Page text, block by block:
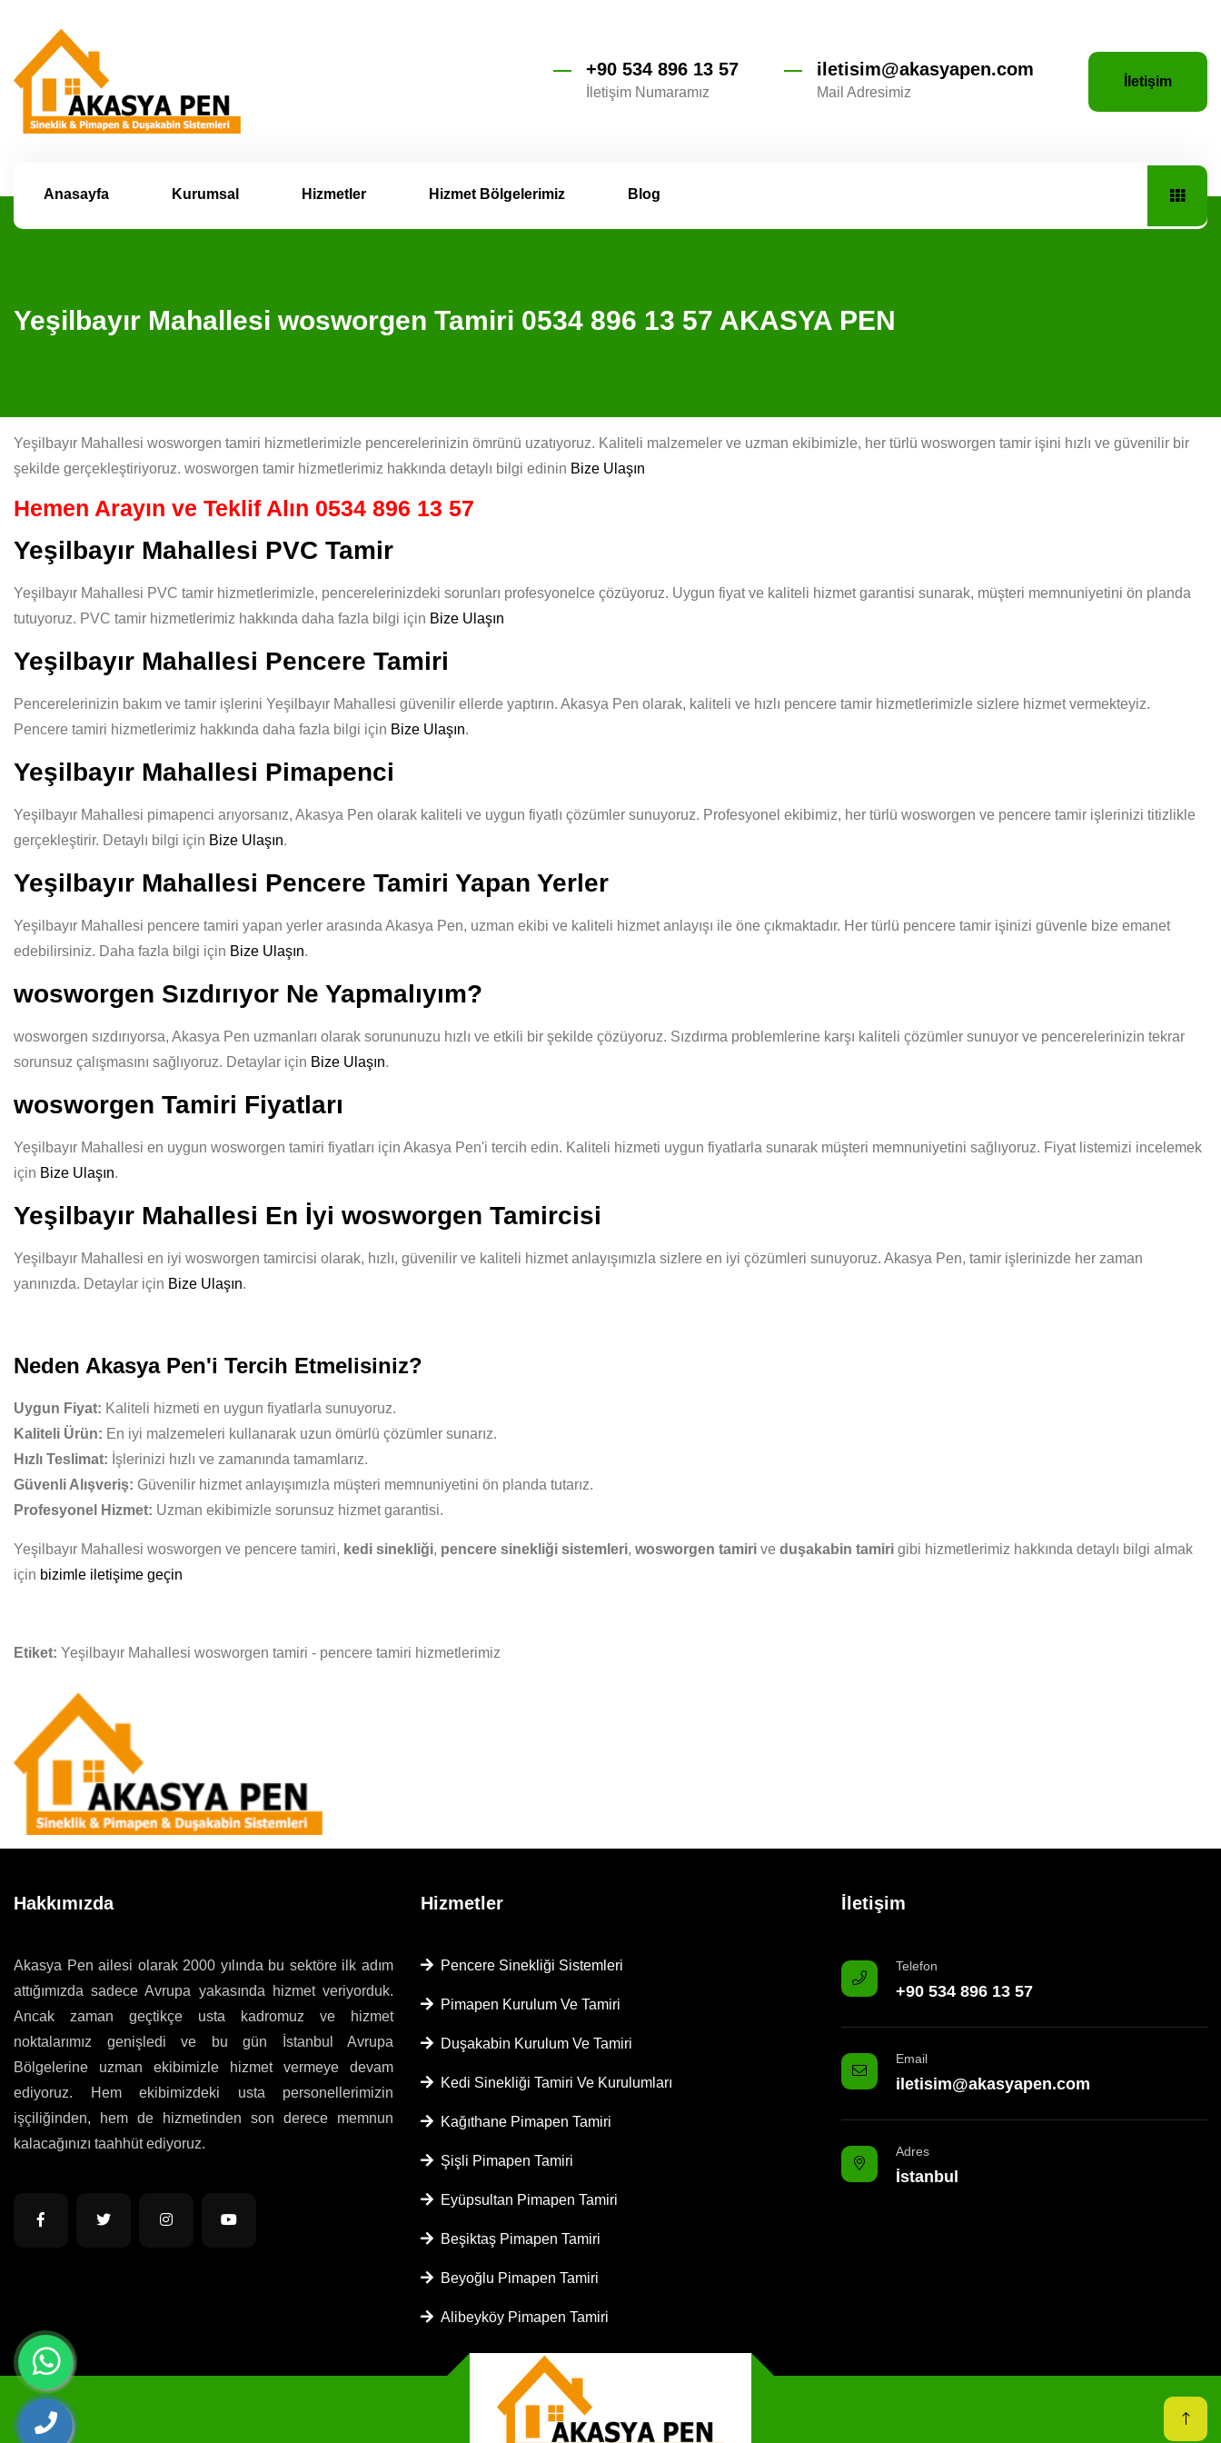
+90 534 896 13 57
İletişim Numaramız
iletisim@akasyapen.com
Mail Adresimiz
İletişim
Anasayfa Kurumsal Hizmetler Hizmet Bölgelerimiz Blog
Yeşilbayır Mahallesi wosworgen Tamiri 0534 896 13 57 AKASYA PEN
Yeşilbayır Mahallesi wosworgen tamiri hizmetlerimizle pencerelerinizin ömrünü uzatıyoruz. Kaliteli malzemeler ve uzman ekibimizle, her türlü wosworgen tamir işini hızlı ve güvenilir bir
şekilde gerçekleştiriyoruz. wosworgen tamir hizmetlerimiz hakkında detaylı bilgi edinin Bize Ulaşın
Hemen Arayın ve Teklif Alın 0534 896 13 57
Yeşilbayır Mahallesi PVC Tamir
Yeşilbayır Mahallesi PVC tamir hizmetlerimizle, pencerelerinizdeki sorunları profesyonelce çözüyoruz. Uygun fiyat ve kaliteli hizmet garantisi sunarak, müşteri memnuniyetini ön planda
tutuyoruz. PVC tamir hizmetlerimiz hakkında daha fazla bilgi için Bize Ulaşın
Yeşilbayır Mahallesi Pencere Tamiri
Pencerelerinizin bakım ve tamir işlerini Yeşilbayır Mahallesi güvenilir ellerde yaptırın. Akasya Pen olarak, kaliteli ve hızlı pencere tamir hizmetlerimizle sizlere hizmet vermekteyiz.
Pencere tamiri hizmetlerimiz hakkında daha fazla bilgi için Bize Ulaşın.
Yeşilbayır Mahallesi Pimapenci
Yeşilbayır Mahallesi pimapenci arıyorsanız, Akasya Pen olarak kaliteli ve uygun fiyatlı çözümler sunuyoruz. Profesyonel ekibimiz, her türlü wosworgen ve pencere tamir işlerinizi titizlikle
gerçekleştirir. Detaylı bilgi için Bize Ulaşın.
Yeşilbayır Mahallesi Pencere Tamiri Yapan Yerler
Yeşilbayır Mahallesi pencere tamiri yapan yerler arasında Akasya Pen, uzman ekibi ve kaliteli hizmet anlayışı ile öne çıkmaktadır. Her türlü pencere tamir işinizi güvenle bize emanet
edebilirsiniz. Daha fazla bilgi için Bize Ulaşın.
wosworgen Sızdırıyor Ne Yapmalıyım?
wosworgen sızdırıyorsa, Akasya Pen uzmanları olarak sorununuzu hızlı ve etkili bir şekilde çözüyoruz. Sızdırma problemlerine karşı kaliteli çözümler sunuyor ve pencerelerinizin tekrar
sorunsuz çalışmasını sağlıyoruz. Detaylar için Bize Ulaşın.
wosworgen Tamiri Fiyatları
Yeşilbayır Mahallesi en uygun wosworgen tamiri fiyatları için Akasya Pen'i tercih edin. Kaliteli hizmeti uygun fiyatlarla sunarak müşteri memnuniyetini sağlıyoruz. Fiyat listemizi incelemek
için Bize Ulaşın.
Yeşilbayır Mahallesi En İyi wosworgen Tamircisi
Yeşilbayır Mahallesi en iyi wosworgen tamircisi olarak, hızlı, güvenilir ve kaliteli hizmet anlayışımızla sizlere en iyi çözümleri sunuyoruz. Akasya Pen, tamir işlerinizde her zaman
yanınızda. Detaylar için Bize Ulaşın.
Neden Akasya Pen'i Tercih Etmelisiniz?
Uygun Fiyat: Kaliteli hizmeti en uygun fiyatlarla sunuyoruz.
Kaliteli Ürün: En iyi malzemeleri kullanarak uzun ömürlü çözümler sunarız.
Hızlı Teslimat: İşlerinizi hızlı ve zamanında tamamlarız.
Güvenli Alışveriş: Güvenilir hizmet anlayışımızla müşteri memnuniyetini ön planda tutarız.
Profesyonel Hizmet: Uzman ekibimizle sorunsuz hizmet garantisi.
Yeşilbayır Mahallesi wosworgen ve pencere tamiri, kedi sinekliği, pencere sinekliği sistemleri, wosworgen tamiri ve duşakabin tamiri gibi hizmetlerimiz hakkında detaylı bilgi almak
için bizimle iletişime geçin
Etiket: Yeşilbayır Mahallesi wosworgen tamiri - pencere tamiri hizmetlerimiz
Hakkımızda
Akasya Pen ailesi olarak 2000 yılında bu sektöre ilk adım
attığımızda sadece Avrupa yakasında hizmet veriyorduk.
Ancak zaman geçtikçe usta kadromuz ve hizmet
noktalarımız genişledi ve bu gün İstanbul Avrupa
Bölgelerine uzman ekibimizle hizmet vermeye devam
ediyoruz. Hem ekibimizdeki usta personellerimizin
işçiliğinden, hem de hizmetinden son derece memnun
kalacağınızı taahhüt ediyoruz.
Hizmetler
Pencere Sinekliği Sistemleri
Pimapen Kurulum Ve Tamiri
Duşakabin Kurulum Ve Tamiri
Kedi Sinekliği Tamiri Ve Kurulumları
Kağıthane Pimapen Tamiri
Şişli Pimapen Tamiri
Eyüpsultan Pimapen Tamiri
Beşiktaş Pimapen Tamiri
Beyoğlu Pimapen Tamiri
Alibeyköy Pimapen Tamiri
İletişim
Telefon
+90 534 896 13 57
Email
iletisim@akasyapen.com
Adres
İstanbul